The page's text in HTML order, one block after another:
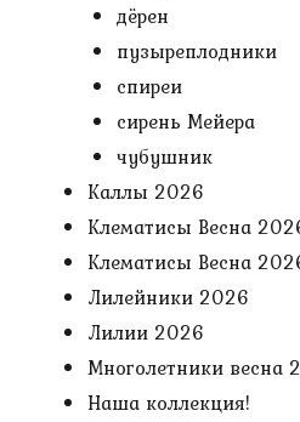
дёрен
пузыреплодники
спиреи
сирень Мейера
чубушник
Каллы 2026
Клематисы Весна
Клематисы Весна
Лилейники 2026
Лилии 2026
Многолетники весна
Наша коллекция!